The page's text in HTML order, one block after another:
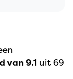
van 9.1 uit 69